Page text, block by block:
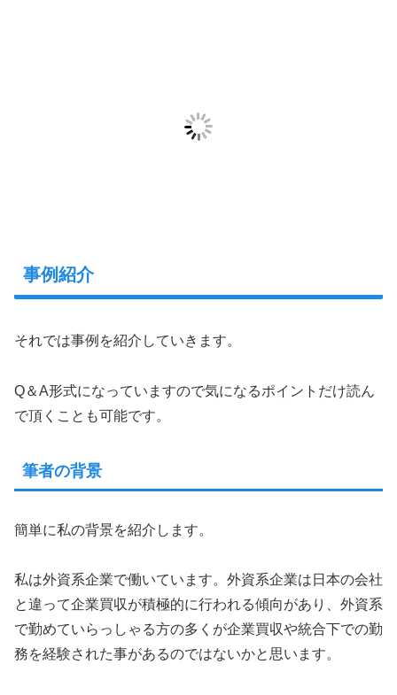
事例紹介
それでは事例を紹介していきます。
Q＆A形式になっていますので気になるポイントだけ読ん
で頂くことも可能です。
筆者の背景
簡単に私の背景を紹介します。
私は外資系企業で働いています。外資系企業は日本の会社
と違って企業買収が積極的に行われる傾向があり、外資系
で勤めていらっしゃる方の多くが企業買収や統合下での勤
務を経験された事があるのではないかと思います。